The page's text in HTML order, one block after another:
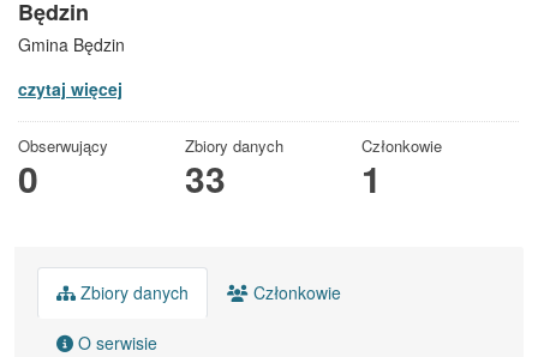
Będzin
Gmina Będzin
czytaj więcej
Obserwujący
0
Zbiory danych
33
Członkowie
1
Zbiory danych Członkowie
O serwisie